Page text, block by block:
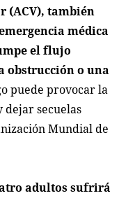
(ACV), también
médica
el flujo
obstrucción o una
puede provocar la
dejar secuelas
Mundial de
adultos sufrirá